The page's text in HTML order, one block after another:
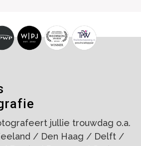
jullie trouwdag o.a.
/ Den Haag / Delft /